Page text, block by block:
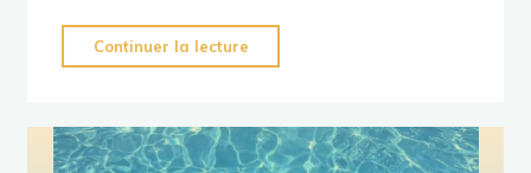
extraordinaire
une
réunion
Continuer la lecture
:
faut
protéger